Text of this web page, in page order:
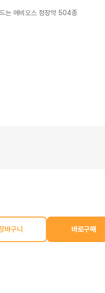
는 에비오스 정장약 504종